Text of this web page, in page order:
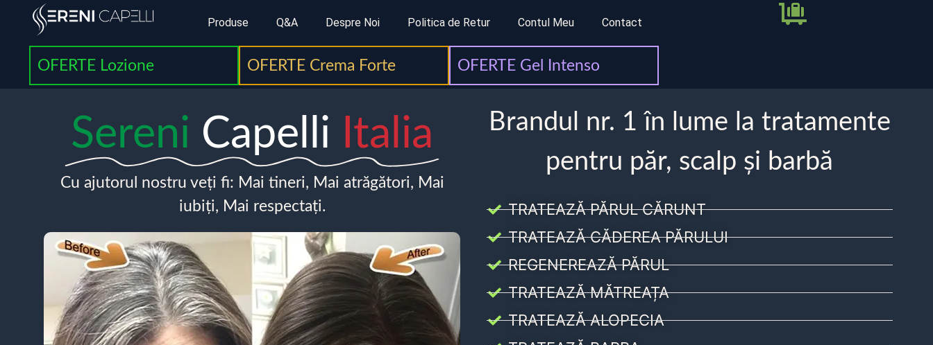
Produse Q&A Despre Noi Politica de Retur Contul Meu Contact
OFERTE Lozione OFERTE Crema Forte OFERTE Gel Intenso
Sereni Capelli Italia
Cu ajutorul nostru veți fi: Mai tineri, Mai atrăgători, Mai
iubiți, Mai respectați.
Brandul nr. 1 în lume la tratamente
pentru păr, scalp și barbă
TRATEAZĂ PĂRUL CĂRUNT
TRATEAZĂ CĂDEREA PĂRULUI
REGENEREAZĂ PĂRUL
TRATEAZĂ MĂTREAȚA
TRATEAZĂ ALOPECIA